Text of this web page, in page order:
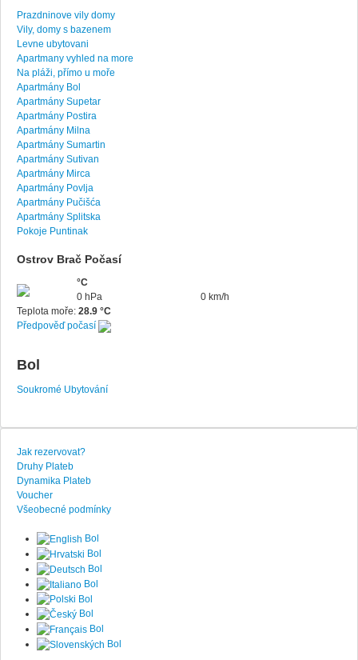
Prazdninove vily domy
Vily, domy s bazenem
Levne ubytovani
Apartmany vyhled na more
Na pláži, přímo u moře
Apartmány Bol
Apartmány Supetar
Apartmány Postira
Apartmány Milna
Apartmány Sumartin
Apartmány Sutivan
Apartmány Mirca
Apartmány Povlja
Apartmány Pučišća
Apartmány Splitska
Pokoje Puntinak
Ostrov Brač Počasí
°C
0 hPa
0 km/h
Teplota moře: 28.9 °C
Předpověď počasí
Bol
Soukromé Ubytování
Jak rezervovat?
Druhy Plateb
Dynamika Plateb
Voucher
Všeobecné podmínky
Bol
Bol
Bol
Bol
Bol
Bol
Bol
Bol